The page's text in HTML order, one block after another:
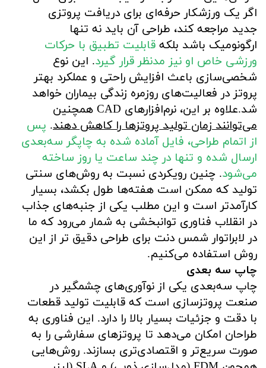
اگر یک ورزشکار حرفه‌ای برای دریافت پروتزی
جدید مراجعه کند، طراحی آن باید نه تنها
ارگونومیک باشد بلکه قابلیت تطبیق با حرکات
ورزشی خاص او نیز مدنظر قرار گیرد. این نوع
شخصی‌سازی باعث افزایش راحتی و عملکرد بهتر
پروتز در فعالیت‌های روزمره زندگی بیماران خواهد
شد.علاوه بر این، نرم‌افزارهای CAD همچنین
می‌توانند زمان تولید پروتزها را کاهش دهند. پس
از اتمام طراحی، فایل آماده شده به چاپگر سه‌بعدی
ارسال شده و تنها در چند ساعت یا روز ساخته
می‌شود. چنین رویکردی نسبت به روش‌های سنتی
تولید که ممکن است هفته‌ها طول بکشد، بسیار
کارآمدتر است و این مطلب یکی از جنبه‌های جذاب
در انقلاب فناوری توانبخشی به شمار می‌رود که ما
در لابراتوار شمس دنت برای طراحی دقیق تر از این
روش استفاده می‌کنیم.
چاپ سه بعدی
چاپ سه‌بعدی یکی از نوآوری‌های چشمگیر در
صنعت پروتزسازی است که قابلیت تولید قطعات
با دقت و جزئیات بسیار بالا را دارد. این فناوری به
طراحان امکان می‌دهد تا پروتزهای سفارشی را به
صورت سریع‌تر و اقتصادی‌تری بسازند. روش‌هایی